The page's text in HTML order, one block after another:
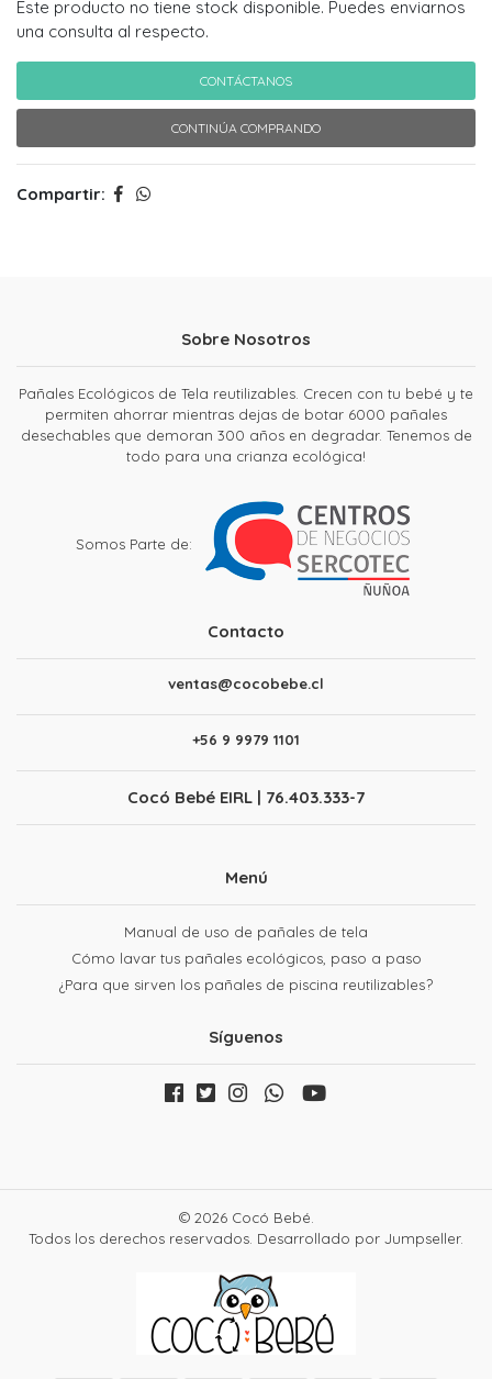
Este producto no tiene stock disponible. Puedes enviarnos
una consulta al respecto.
CONTÁCTANOS
CONTINÚA COMPRANDO
Compartir:
Sobre Nosotros
Pañales Ecológicos de Tela reutilizables. Crecen con tu bebé y te
permiten ahorrar mientras dejas de botar 6000 pañales
desechables que demoran 300 años en degradar. Tenemos de
todo para una crianza ecológica!
Somos Parte de:
Contacto
ventas@cocobebe.cl
+56 9 9979 1101
Cocó Bebé EIRL | 76.403.333-7
Menú
Manual de uso de pañales de tela
Cómo lavar tus pañales ecológicos, paso a paso
¿Para que sirven los pañales de piscina reutilizables?
Síguenos
© 2026 Cocó Bebé.
Todos los derechos reservados. Desarrollado por Jumpseller.